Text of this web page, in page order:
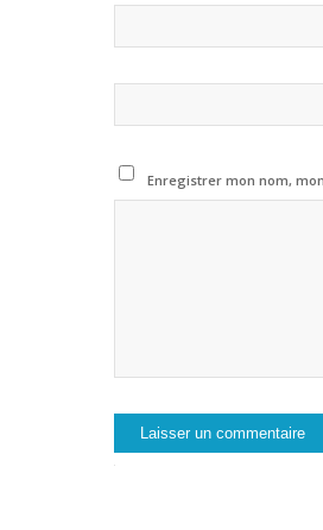
Enregistrer mon nom,